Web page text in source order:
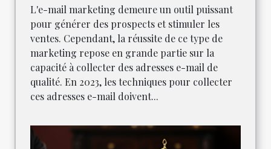
L'e-mail marketing demeure un outil puissant
pour générer des prospects et stimuler les
ventes. Cependant, la réussite de ce type de
marketing repose en grande partie sur la
capacité à collecter des adresses e-mail de
qualité. En 2023, les techniques pour collecter
ces adresses e-mail doivent...